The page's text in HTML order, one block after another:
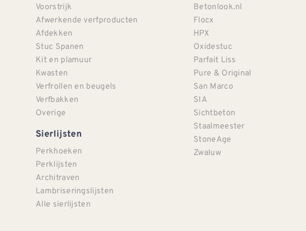
Voorstrijk
Afwerkende verfproducten
Afdekken
Stuc Spanen
Kit en plamuur
Kwasten
Verfrollen en beugels
Verfbakken
Overige
Sierlijsten
Perkhoeken
Perklijsten
Architraven
Lambriseringslijsten
Alle sierlijsten
Betonlook.nl
Flocx
HPX
Oxidestuc
Parfait Liss
Pure & Original
San Marco
SIA
Sichtbeton
Staalmeester
StoneAge
Zwaluw